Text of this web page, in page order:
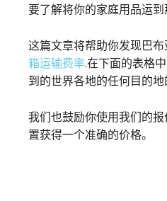
要了解将你的家庭用品运到
这篇文章将帮助你发现巴
箱运输费率.在下面的表格
到的世界各地的任何目的地
我们也鼓励你使用我们的
置获得一个准确的价格。